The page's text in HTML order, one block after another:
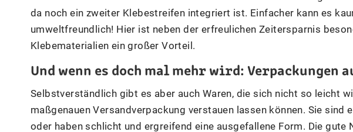
da noch ein zweiter Klebestreifen integriert ist. Einfacher kann es
umweltfreundlich! Hier ist neben der erfreulichen Zeitersparnis
Klebematerialien ein großer Vorteil.
Und wenn es doch mal mehr wird:
Selbstverständlich gibt es aber auch Waren, die sich nicht so leicht
maßgenauen Versandverpackung verstauen lassen können. Sie sind
oder haben schlicht und ergreifend eine ausgefallene Form. Die gute